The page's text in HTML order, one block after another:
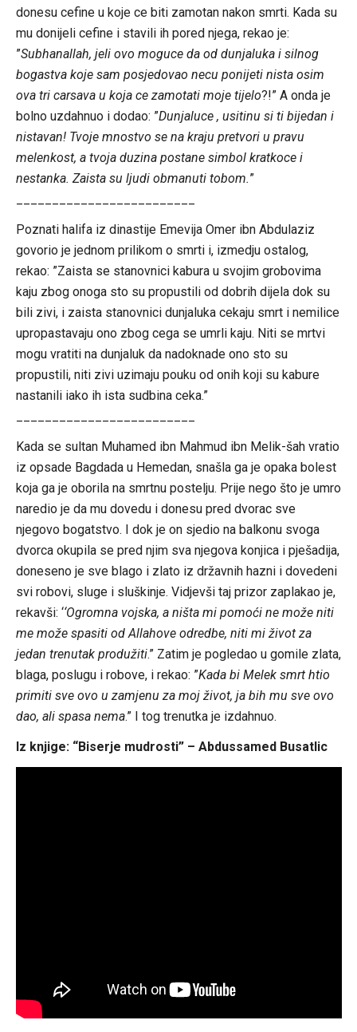
donesu cefine u koje ce biti zamotan nakon smrti. Kada su
mu donijeli cefine i stavili ih pored njega, rekao je:
”Subhanallah, jeli ovo moguce da od dunjaluka i silnog
bogastva koje sam posjedovao necu ponijeti nista osim
ova tri carsava u koja ce zamotati moje tijelo?!” A onda je
bolno uzdahnuo i dodao: ”Dunjaluce , usitinu si ti bijedan i
nistavan! Tvoje mnostvo se na kraju pretvori u pravu
melenkost, a tvoja duzina postane simbol kratkoce i
nestanka. Zaista su ljudi obmanuti tobom.”
Poznati halifa iz dinastije Emevija Omer ibn Abdulaziz
govorio je jednom prilikom o smrti i, izmedju ostalog,
rekao: ”Zaista se stanovnici kabura u svojim grobovima
kaju zbog onoga sto su propustili od dobrih dijela dok su
bili zivi, i zaista stanovnici dunjaluka cekaju smrt i nemilice
upropastavaju ono zbog cega se umrli kaju. Niti se mrtvi
mogu vratiti na dunjaluk da nadoknade ono sto su
propustili, niti zivi uzimaju pouku od onih koji su kabure
nastanili iako ih ista sudbina ceka.”
Kada se sultan Muhamed ibn Mahmud ibn Melik-šah vratio
iz opsade Bagdada u Hemedan, snašla ga je opaka bolest
koja ga je oborila na smrtnu postelju. Prije nego što je umro
naredio je da mu dovedu i donesu pred dvorac sve
njegovo bogatstvo. I dok je on sjedio na balkonu svoga
dvorca okupila se pred njim sva njegova konjica i pješadija,
doneseno je sve blago i zlato iz državnih hazni i dovedeni
svi robovi, sluge i sluškinje. Vidjevši taj prizor zaplakao je,
rekavši: ‘‘Ogromna vojska, a ništa mi pomoći ne može niti
me može spasiti od Allahove odredbe, niti mi život za
jedan trenutak produžiti.” Zatim je pogledao u gomile zlata,
blaga, poslugu i robove, i rekao: ”Kada bi Melek smrt htio
primiti sve ovo u zamjenu za moj život, ja bih mu sve ovo
dao, ali spasa nema.” I tog trenutka je izdahnuo.
Iz knjige: “Biserje mudrosti” – Abdussamed Busatlic